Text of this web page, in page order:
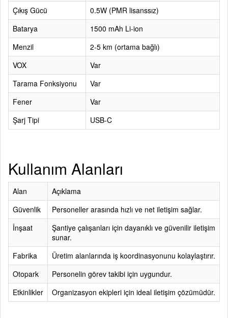
Çıkış Gücü
0.5W (PMR lisanssız)
Batarya
1500 mAh Li-ion
Menzil
2-5 km (ortama bağlı)
VOX
Var
Tarama Fonksiyonu
Var
Fener
Var
Şarj Tipi
USB-C
Kullanım Alanları
Alan
Açıklama
Güvenlik
Personeller arasında hızlı ve net iletişim sağlar.
İnşaat
Şantiye çalışanları için dayanıklı ve güvenilir iletişim
sunar.
Fabrika
Üretim alanlarında iş koordinasyonunu kolaylaştırır.
Otopark
Personelin görev takibi için uygundur.
Etkinlikler
Organizasyon ekipleri için ideal iletişim çözümüdür.